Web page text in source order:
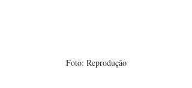
Foto: Reprodução